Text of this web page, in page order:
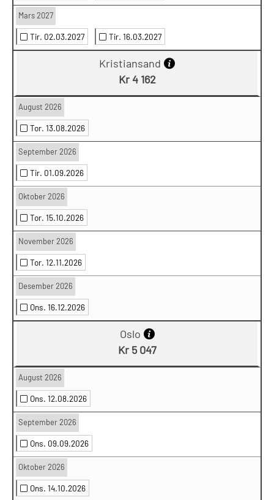
Mars 2027
Tir. 02.03.2027 Tir. 16.03.2027
Kristiansand
Kr 4 162
August 2026
Tor. 13.08.2026
September 2026
Tir. 01.09.2026
Oktober 2026
Tor. 15.10.2026
November 2026
Tor. 12.11.2026
Desember 2026
Ons. 16.12.2026
Oslo
Kr 5 047
August 2026
Ons. 12.08.2026
September 2026
Ons. 09.09.2026
Oktober 2026
Ons. 14.10.2026